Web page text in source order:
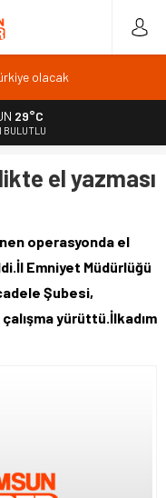
büyük ivme kazandı
rekor: 18 bin
tamamlandı
yapılacak
29°C
BULUTLU
el yazması
operasyonda el
Emniyet Müdürlüğü
Şubesi,
yürüttü.İlkadım